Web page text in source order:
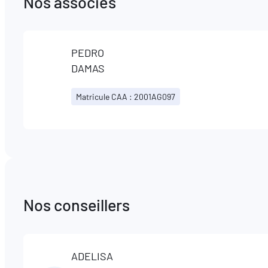
PEDRO
DAMAS
Matricule CAA : 2001AG097
Nos conseillers
ADELISA